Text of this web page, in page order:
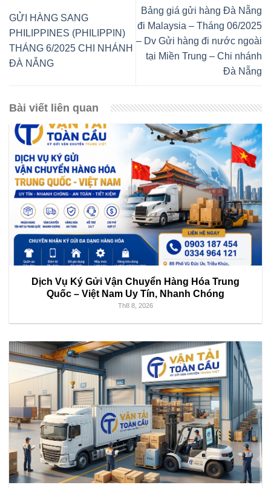
GỬI HÀNG SANG
PHILIPPINES (PHILIPPIN)
THÁNG 6/2025 CHI NHÁNH
ĐÀ NẴNG
Bảng giá gửi hàng Đà Nẵng
đi Malaysia – Tháng 06/2025
– Dv Gửi hàng đi nước ngoài
tại Miền Trung – Chi nhánh
Đà Nẵng
Bài viết liên quan
Dịch Vụ Ký Gửi Vận Chuyển Hàng Hóa Trung
Quốc – Việt Nam Uy Tín, Nhanh Chóng
Th8 8, 2026